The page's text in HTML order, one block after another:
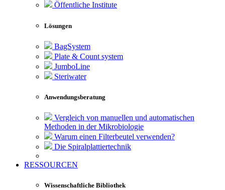
Öffentliche Institute
Lösungen
BagSystem
Plate & Count system
JumboLine
Steriwater
Anwendungsberatung
Vergleich von manuellen und automatischen
Methoden in der Mikrobiologie
Warum einen Filterbeutel verwenden?
Die Spiralplattier­technik
RESSOURCEN
Wissenschaftliche Bibliothek